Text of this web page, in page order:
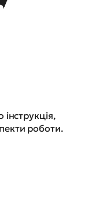
інструкція,
роботи.